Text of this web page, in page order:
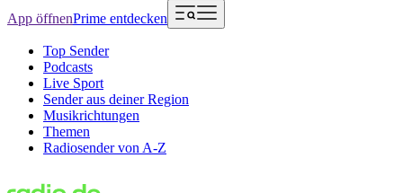
App öffnenPrime entdecken
Top Sender
Podcasts
Live Sport
Sender aus deiner Region
Musikrichtungen
Themen
Radiosender von A-Z